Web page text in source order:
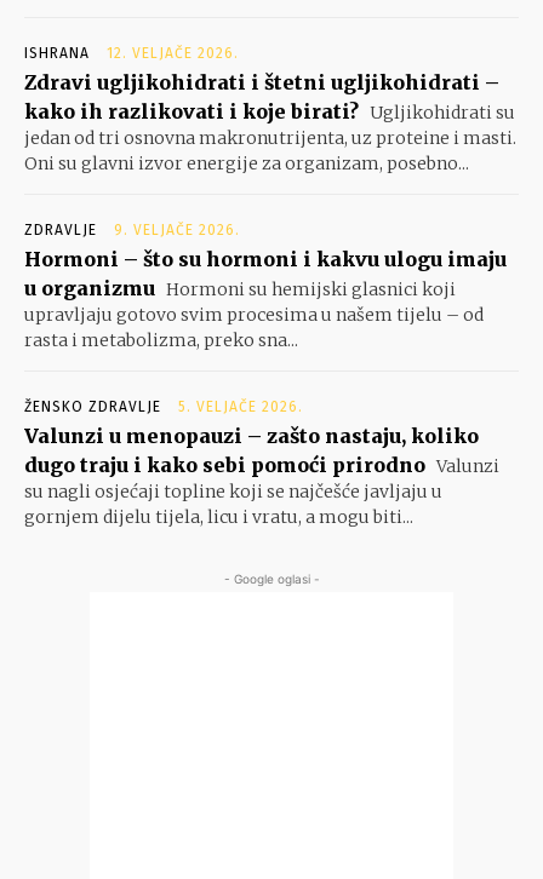
ISHRANA 12. VELJAČE 2026.
Zdravi ugljikohidrati i štetni ugljikohidrati –
kako ih razlikovati i koje birati? Ugljikohidrati su
jedan od tri osnovna makronutrijenta, uz proteine i masti.
Oni su glavni izvor energije za organizam, posebno...
ZDRAVLJE 9. VELJAČE 2026.
Hormoni – što su hormoni i kakvu ulogu imaju
u organizmu Hormoni su hemijski glasnici koji
upravljaju gotovo svim procesima u našem tijelu – od
rasta i metabolizma, preko sna...
ŽENSKO ZDRAVLJE 5. VELJAČE 2026.
Valunzi u menopauzi – zašto nastaju, koliko
dugo traju i kako sebi pomoći prirodno Valunzi
su nagli osjećaji topline koji se najčešće javljaju u
gornjem dijelu tijela, licu i vratu, a mogu biti...
- Google oglasi -